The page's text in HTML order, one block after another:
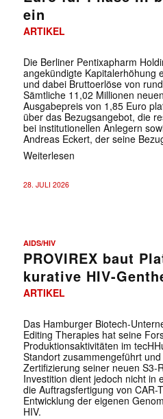
ein
ARTIKEL
Die Berliner Pentixapharm
angekündigte Kapitalerhöhung
und dabei Bruttoerlöse von
Sämtliche 11,02 Millionen
Ausgabepreis von 1,85 Euro
über das Bezugsangebot, die
bei institutionellen Anlegern
Andreas Eckert, der seine
Weiterlesen
28. JULI 2026
AIDS/HIV
PROVIREX baut
kurative HIV-
ARTIKEL
Das Hamburger Biotech-
Editing Therapies hat seine
Produktionsaktivitäten im
Standort zusammengeführt
Zertifizierung seiner neuen S3-
Investition dient jedoch nicht in
die Auftragsfertigung von CAR-
Entwicklung der eigenen
HIV.